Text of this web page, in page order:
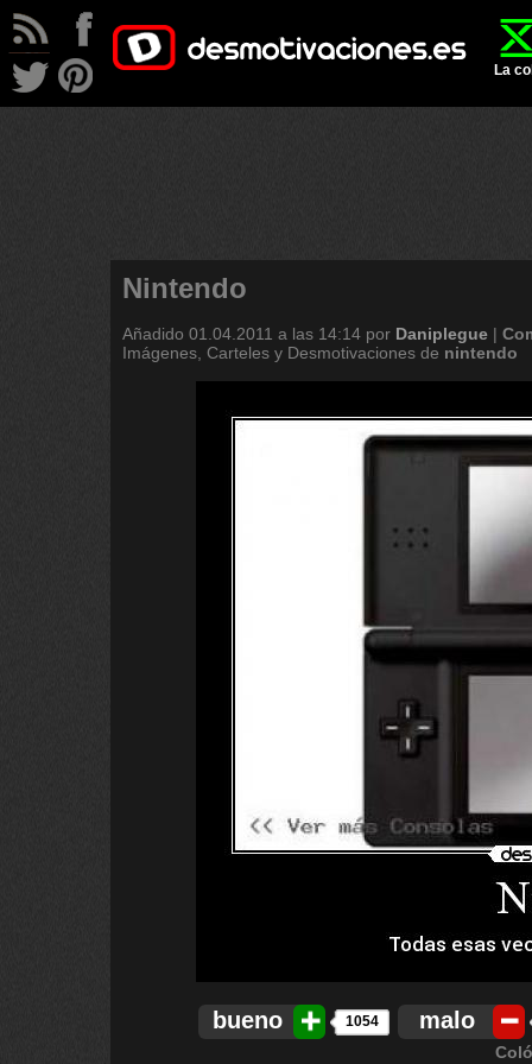
La
Nintendo
Añadido 01.04.2011 a las 14:14 por Daniplegue |
Imágenes, Carteles y Desmotivaciones de nintendo
bueno 1054 malo